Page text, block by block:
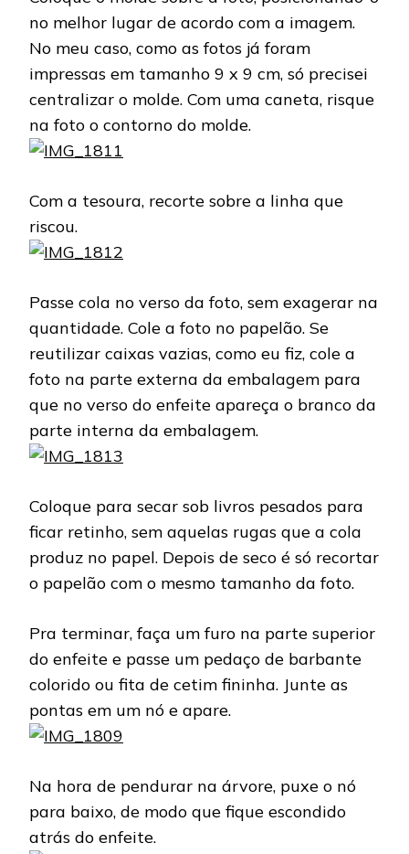
no melhor lugar de acordo com a imagem.
No meu caso, como as fotos já foram
impressas em tamanho 9 x 9 cm, só precisei
centralizar o molde. Com uma caneta, risque
na foto o contorno do molde.
Com a tesoura, recorte sobre a linha que
riscou.
Passe cola no verso da foto, sem exagerar na
quantidade. Cole a foto no papelão. Se
reutilizar caixas vazias, como eu fiz, cole a
foto na parte externa da embalagem para
que no verso do enfeite apareça o branco da
parte interna da embalagem.
Coloque para secar sob livros pesados para
ficar retinho, sem aquelas rugas que a cola
produz no papel. Depois de seco é só recortar
o papelão com o mesmo tamanho da foto.
Pra terminar, faça um furo na parte superior
do enfeite e passe um pedaço de barbante
colorido ou fita de cetim fininha. Junte as
pontas em um nó e apare.
Na hora de pendurar na árvore, puxe o nó
para baixo, de modo que fique escondido
atrás do enfeite.